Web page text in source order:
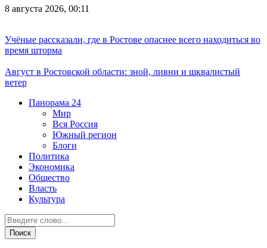
8 августа 2026, 00:11
Учёные рассказали, где в Ростове опаснее всего находиться во
время шторма
Август в Ростовской области: зной, ливни и шквалистый
ветер
Панорама 24
Мир
Вся Россия
Южный регион
Блоги
Политика
Экономика
Общество
Власть
Культура